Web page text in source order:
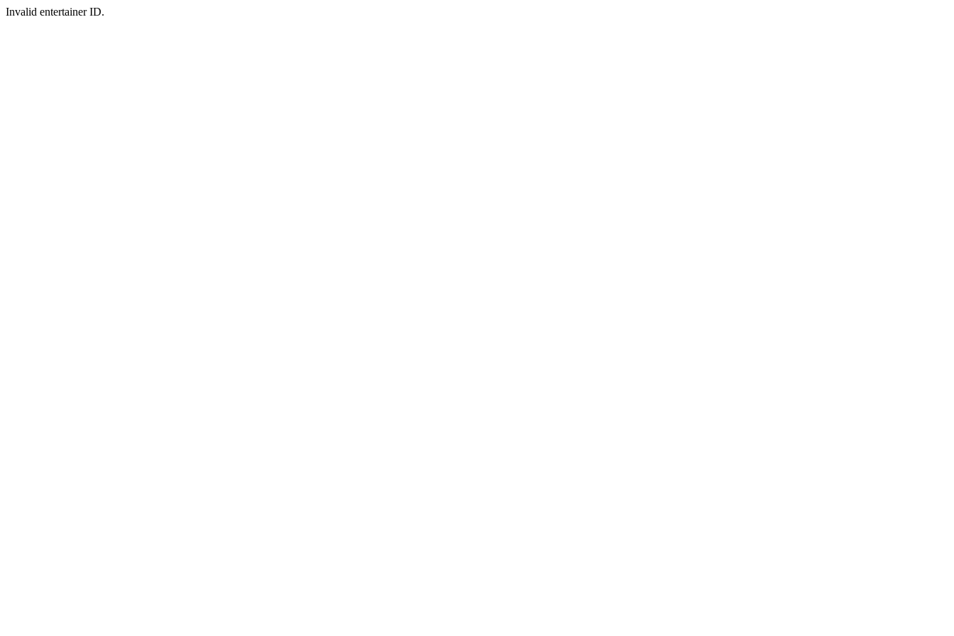
Invalid entertainer ID.